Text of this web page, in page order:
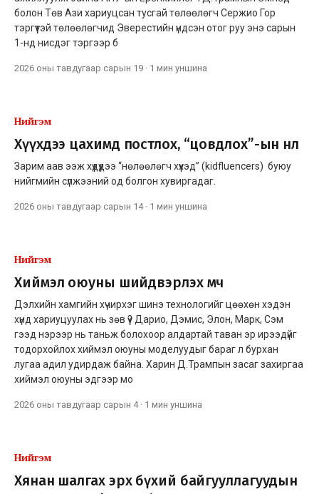
болон Төв Ази хариуцсан тусгай төлөөлөгч Сержио Гор
тэргүүтэй төлөөлөгчид Эверестийн үндсэн отог руу энэ сарын
1-нд нисдэг тэргээр б
2026 оны тавдугаар сарын 19 · 1 мин уншина
Нийгэм
Хүүхдээ цахимд постлох, “цовдлох”-ын нөлөө
Зарим аав ээж хүүдүүдээ “нөлөөлөгч хүүхэд” (kidfluencers) буюу
нийгмийн сүлжээний од болгон хувиргадаг.
2026 оны тавдугаар сарын 14· 1 мин уншина
Нийгэм
Хиймэл оюуны шийдвэрлэх мөч
Дэлхийн хамгийн хүчирхэг шинэ технологийг цөөхөн хэдэн
хүнд хариуцуулах нь зөв үү? Дарио, Дэмис, Элон, Марк, Сэм
гээд нэрээр нь таньж болохоор алдартай таван эр ирээдүйг
тодорхойлох хиймэл оюуны моделуудыг бараг л бурхан
лугаа адил удирдаж байна. Харин Д.Трампын засаг захиргаа
хиймэл оюуны эдгээр мо
2026 оны тавдугаар сарын 4· 1 мин уншина
Нийгэм
Хянан шалгах эрх бүхий байгууллагуудын